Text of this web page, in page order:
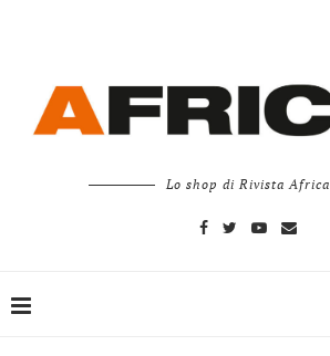
Lo shop di Rivista Africa